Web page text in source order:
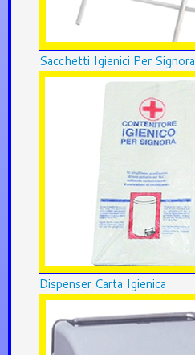
Sacchetti Igienici Per Signora
Dispenser Carta Igienica